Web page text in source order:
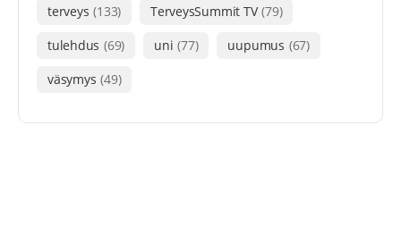
terveys (133) TerveysSummit TV (79)
tulehdus (69) uni (77) uupumus (67)
väsymys (49)